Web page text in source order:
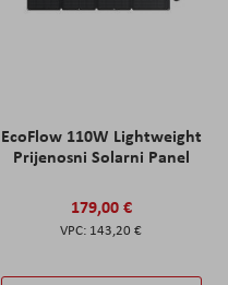
EcoFlow 110W Lightweight
Prijenosni Solarni Panel
179,00 €
143,20 €